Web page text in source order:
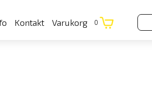
Kontakt Varukorg 0